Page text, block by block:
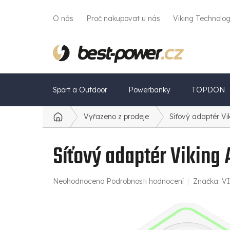
O nás Proč nakupovat u nás Viking
Sport a Outdoor Powerbanky TOPDON
Domů Vyřazeno z prodeje Síťový adaptér
Síťový adaptér Viking
Průměrné
Neohodnoceno Podrobnosti hodnocení Značka: